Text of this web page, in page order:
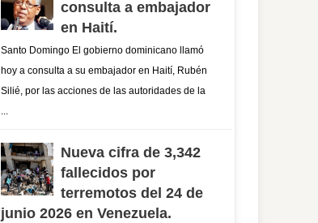
consulta a embajador
en Haití.
Santo Domingo El gobierno dominicano llamó
hoy a consulta a su embajador en Haití, Rubén
Silié, por las acciones de las autoridades de la
Nueva cifra de 3,342
fallecidos por
terremotos del 24 de
junio 2026 en Venezuela.